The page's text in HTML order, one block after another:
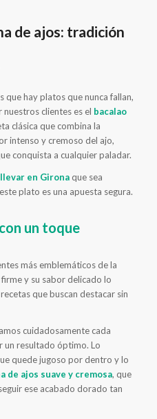
de ajos: tradición
que hay platos que nunca fallan,
clientes es el bacalao
clásica que combina la
intenso y cremoso del ajo,
conquista a cualquier paladar.
en Gironaque sea
plato es una apuesta segura.
un toque
más emblemáticos de la
y su sabor delicado lo
que buscan destacar sin
cuidadosamente cada
un resultado óptimo. Lo
quede jugoso por dentro y lo
de ajos suave y cremosa, que
ese acabado dorado tan